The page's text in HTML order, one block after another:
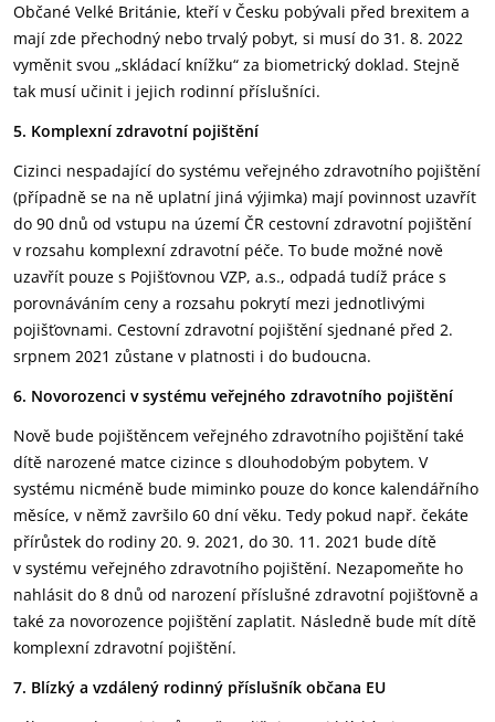
Občané Velké Británie, kteří v Česku pobývali před brexitem a
mají zde přechodný nebo trvalý pobyt, si musí do 31. 8. 2022
vyměnit svou „skládací knížku“ za biometrický doklad. Stejně
tak musí učinit i jejich rodinní příslušníci.
5. Komplexní zdravotní pojištění
Cizinci nespadající do systému veřejného zdravotního pojištění
(případně se na ně uplatní jiná výjimka) mají povinnost uzavřít
do 90 dnů od vstupu na území ČR cestovní zdravotní pojištění
v rozsahu komplexní zdravotní péče. To bude možné nově
uzavřít pouze s Pojišťovnou VZP, a.s., odpadá tudíž práce s
porovnáváním ceny a rozsahu pokrytí mezi jednotlivými
pojišťovnami. Cestovní zdravotní pojištění sjednané před 2.
srpnem 2021 zůstane v platnosti i do budoucna.
6. Novorozenci v systému veřejného zdravotního pojištění
Nově bude pojištěncem veřejného zdravotního pojištění také
dítě narozené matce cizince s dlouhodobým pobytem. V
systému nicméně bude miminko pouze do konce kalendářního
měsíce, v němž završilo 60 dní věku. Tedy pokud např. čekáte
přírůstek do rodiny 20. 9. 2021, do 30. 11. 2021 bude dítě
v systému veřejného zdravotního pojištění. Nezapomeňte ho
nahlásit do 8 dnů od narození příslušné zdravotní pojišťovně a
také za novorozence pojištění zaplatit. Následně bude mít dítě
komplexní zdravotní pojištění.
7. Blízký a vzdálený rodinný příslušník občana EU